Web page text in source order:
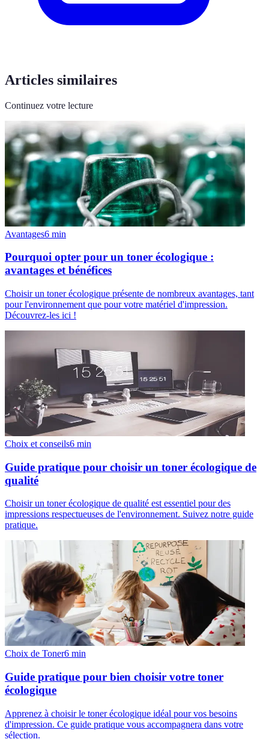
Articles similaires
Continuez votre lecture
Avantages6 min
Pourquoi opter pour un toner écologique :
avantages et bénéfices
Choisir un toner écologique présente de nombreux avantages, tant
pour l'environnement que pour votre matériel d'impression.
Découvrez-les ici !
Choix et conseils6 min
Guide pratique pour choisir un toner écologique de
qualité
Choisir un toner écologique de qualité est essentiel pour des
impressions respectueuses de l'environnement. Suivez notre guide
pratique.
Choix de Toner6 min
Guide pratique pour bien choisir votre toner
écologique
Apprenez à choisir le toner écologique idéal pour vos besoins
d'impression. Ce guide pratique vous accompagnera dans votre
sélection.